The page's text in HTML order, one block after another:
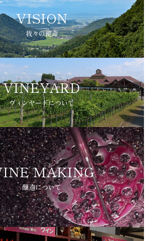
VISION
我々の使命
VINEYARD
ヴィンヤードについて
MAKING
醸造について